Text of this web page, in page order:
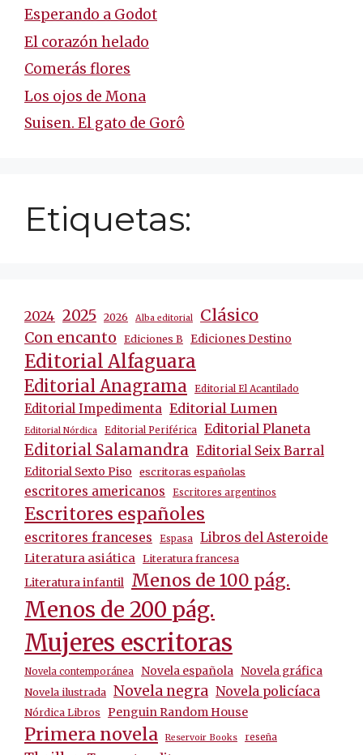
Esperando a Godot
El corazón helado
Comerás flores
Los ojos de Mona
Suisen. El gato de Gorô
Etiquetas:
2024 2025 2026 Alba editorial Clásico
Con encanto Ediciones B Ediciones Destino
Editorial Alfaguara
Editorial Anagrama Editorial El Acantilado
Editorial Impedimenta Editorial Lumen
Editorial Nórdica Editorial Periférica Editorial Planeta
Editorial Salamandra Editorial Seix Barral
Editorial Sexto Piso escritoras españolas
escritores americanos Escritores argentinos
Escritores españoles
escritores franceses Espasa Libros del Asteroide
Literatura asiática Literatura francesa
Literatura infantil Menos de 100 pág.
Menos de 200 pág.
Mujeres escritoras
Novela contemporánea Novela española Novela gráfica
Novela ilustrada Novela negra Novela policíaca
Nórdica Libros Penguin Random House
Primera novela Reservoir Books reseña